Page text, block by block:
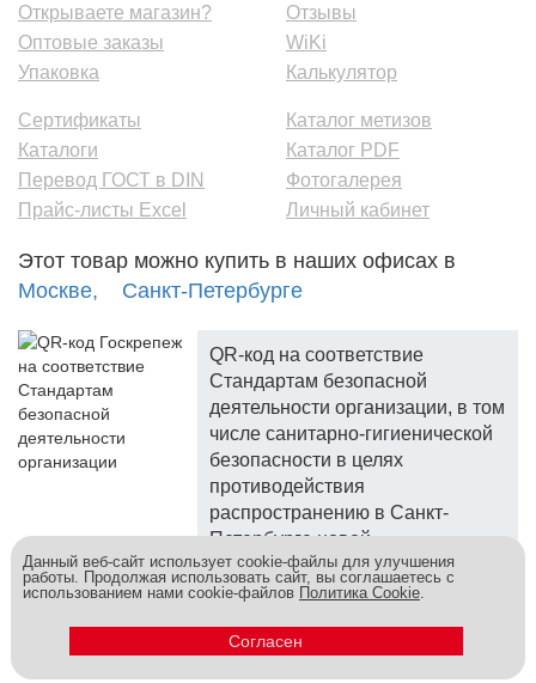
Открываете магазин?
Оптовые заказы
Упаковка
Отзывы
WiKi
Калькулятор
Сертификаты
Каталоги
Перевод ГОСТ в DIN
Прайс-листы Excel
Каталог метизов
Каталог PDF
Фотогалерея
Личный кабинет
Этот товар можно купить в наших офисах в
Москве,
Санкт-Петербурге
QR-код на соответствие
Стандартам безопасной
деятельности организации, в том
числе санитарно-гигиенической
безопасности в целях
противодействия
распространению в Санкт-
Петербурге новой
коронавирусной инфекции.
Метизы и крепеж оптом - это к нам! © 2026
Данный веб-сайт использует cookie-файлы для улучшения
работы. Продолжая использовать сайт, вы соглашаетесь с
использованием нами cookie-файлов Политика Cookie.
Согласен